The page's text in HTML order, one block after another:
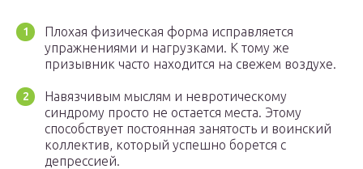
Плохая физическая форма исправляется
упражнениями и нагрузками. К тому же
призывник часто находится на свежем воздухе.
Навязчивым мыслям и невротическому
синдрому просто не остается места. Этому
способствует постоянная занятость и воинский
коллектив, который успешно борется с
депрессией.